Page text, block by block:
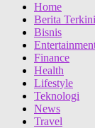
Home
Berita Terkini
Bisnis
Finance
Health
Lifestyle
Teknologi
News
Travel